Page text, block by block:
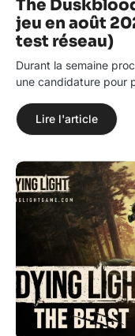
The
jeu en août
test réseau)
Durant la semaine
une candidature pour
Lire l'article